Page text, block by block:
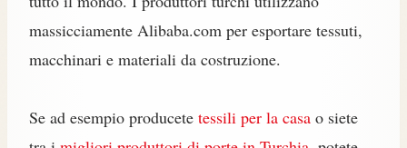
massicciamente Alibaba.com per esportare tessuti,
macchinari e materiali da costruzione.
Se ad esempio producete tessili per la casa o siete